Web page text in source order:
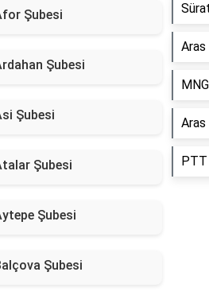
Şubesi
Şubesi
Şubesi
Şubesi
Şubesi
Şubesi
Aras
Aras